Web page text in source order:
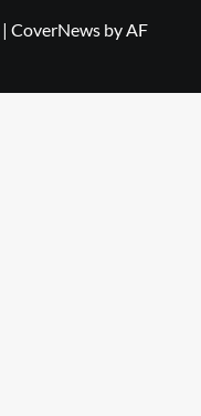
| CoverNews by AF